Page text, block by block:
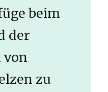
beim
der
von
zu